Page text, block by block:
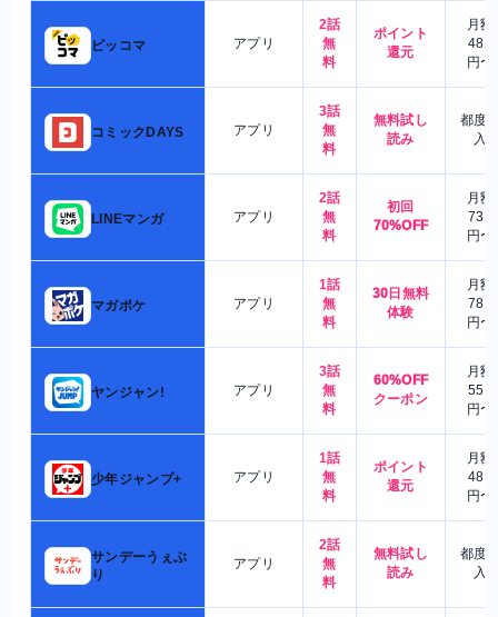
ピッコマ アプリ
2話
無
料
ポイント
還元
月額
480
円〜
コミックDAYS アプリ
3話
無
料
無料試し
読み
都度
入
LINEマンガ アプリ
2話
無
料
初回
70%OFF
月額
730
円〜
マガポケ アプリ
1話
無
料
30日無料
体験
月額
780
円〜
ヤンジャン! アプリ
3話
無
料
60%OFF
クーポン
月額
550
円〜
少年ジャンプ+ アプリ
1話
無
料
ポイント
還元
月額
480
円〜
サンデーうぇぶ
り
アプリ
2話
無
料
無料試し
読み
都度
入